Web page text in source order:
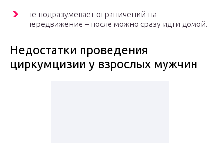
не подразумевает ограничений на
передвижение – после можно сразу идти домой.
Недостатки проведения
циркумцизии у взрослых мужчин